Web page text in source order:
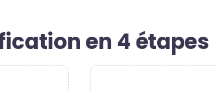
en 4 étapes